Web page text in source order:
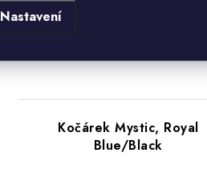
Nastavení
Kočárek Mystic, Royal
Blue/Black